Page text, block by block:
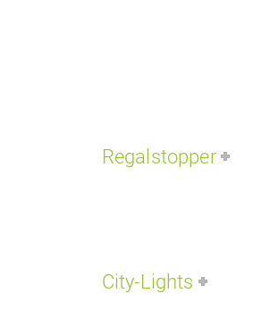
Regalstopper
City-Lights